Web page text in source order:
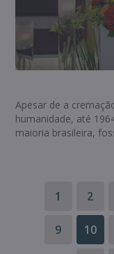
Apesar de a
humanidade, até
maioria brasileira,
1 2
9 10